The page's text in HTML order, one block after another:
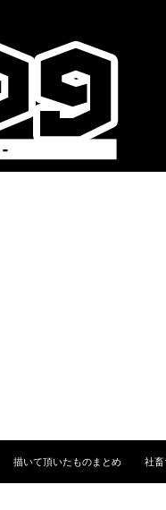
描いて頂いたものまとめ 社